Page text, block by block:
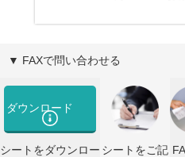
▼ FAXで問い合わせる
ダウンロード
シートをダウンロー シートをご記